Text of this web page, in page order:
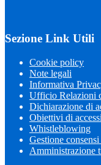
Sezione Link Utili
Cookie policy
Note legali
Informativa
Ufficio Relazioni
Dichiarazione di
Obiettivi di
Whistleblowing
Gestione
Amministrazione